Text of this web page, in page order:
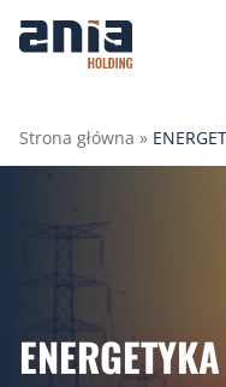
Strona główna »
ENERGETYKA